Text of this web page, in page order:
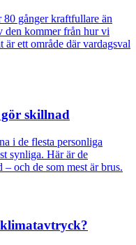
80 gånger kraftfullare än
den kommer från hur vi
är ett område där vardagsval
gör skillnad
i de flesta personliga
synliga. Här är de
och de som mest är brus.